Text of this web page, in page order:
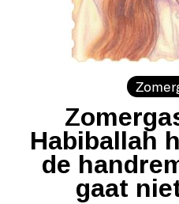
Habiballah
de
gaat